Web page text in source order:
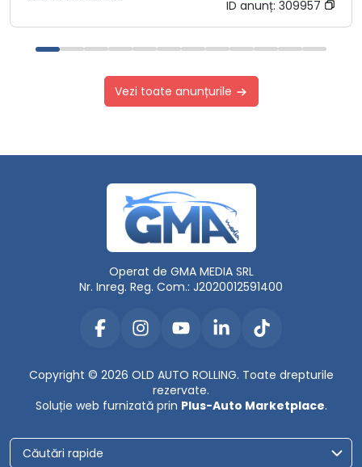
ID anunț: 309957
Vezi toate anunțurile
Operat de GMA MEDIA SRL
Nr. Inreg. Reg. Com.: J2020012591400
Copyright © 2026 OLD AUTO ROLLING. Toate drepturile
rezervate.
Soluție web furnizată prin Plus-Auto Marketplace.
Căutări rapide